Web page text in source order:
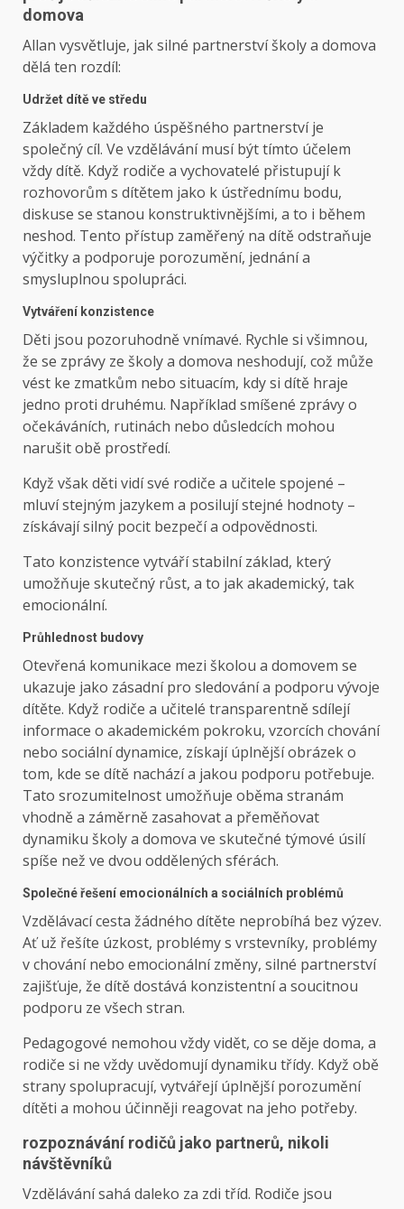
domova
Allan vysvětluje, jak silné partnerství školy a domova
dělá ten rozdíl:
Udržet dítě ve středu
Základem každého úspěšného partnerství je
společný cíl. Ve vzdělávání musí být tímto účelem
vždy dítě. Když rodiče a vychovatelé přistupují k
rozhovorům s dítětem jako k ústřednímu bodu,
diskuse se stanou konstruktivnějšími, a to i během
neshod. Tento přístup zaměřený na dítě odstraňuje
výčitky a podporuje porozumění, jednání a
smysluplnou spolupráci.
Vytváření konzistence
Děti jsou pozoruhodně vnímavé. Rychle si všimnou,
že se zprávy ze školy a domova neshodují, což může
vést ke zmatkům nebo situacím, kdy si dítě hraje
jedno proti druhému. Například smíšené zprávy o
očekáváních, rutinách nebo důsledcích mohou
narušit obě prostředí.
Když však děti vidí své rodiče a učitele spojené –
mluví stejným jazykem a posilují stejné hodnoty –
získávají silný pocit bezpečí a odpovědnosti.
Tato konzistence vytváří stabilní základ, který
umožňuje skutečný růst, a to jak akademický, tak
emocionální.
Průhlednost budovy
Otevřená komunikace mezi školou a domovem se
ukazuje jako zásadní pro sledování a podporu vývoje
dítěte. Když rodiče a učitelé transparentně sdílejí
informace o akademickém pokroku, vzorcích chování
nebo sociální dynamice, získají úplnější obrázek o
tom, kde se dítě nachází a jakou podporu potřebuje.
Tato srozumitelnost umožňuje oběma stranám
vhodně a záměrně zasahovat a přeměňovat
dynamiku školy a domova ve skutečné týmové úsilí
spíše než ve dvou oddělených sférách.
Společné řešení emocionálních a sociálních problémů
Vzdělávací cesta žádného dítěte neprobíhá bez výzev.
Ať už řešíte úzkost, problémy s vrstevníky, problémy
v chování nebo emocionální změny, silné partnerství
zajišťuje, že dítě dostává konzistentní a soucitnou
podporu ze všech stran.
Pedagogové nemohou vždy vidět, co se děje doma, a
rodiče si ne vždy uvědomují dynamiku třídy. Když obě
strany spolupracují, vytvářejí úplnější porozumění
dítěti a mohou účinněji reagovat na jeho potřeby.
rozpoznávání rodičů jako partnerů, nikoli
návštěvníků
Vzdělávání sahá daleko za zdi tříd. Rodiče jsou